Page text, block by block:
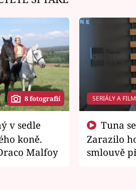
8 fotografií
koně.
Malfoy
SERIÁLY A
Zarazilo
smlouvě